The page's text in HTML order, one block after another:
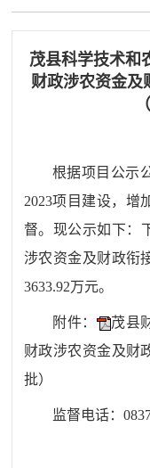
茂县科学技术和
财政涉农资金及
根据项目公示
2023项目建设， 增
督。 现公示如下：
涉农资金及财政衔
3633.92万元。
附件：
茂县
财政涉农资金及财
批）
监督电话：